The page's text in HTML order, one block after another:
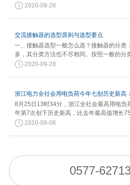
2020-09-28
交流接触器的选型原则与选型要点
一、接触器选型一般怎么选？接触器的分类
多，其分类方法也不尽相同。按照一般的分
2020-09-28
8月25日13时34分，浙江全社会最高用电负
年第7次创下历史新高，比去年最高值增长
2020-09-08
0577-